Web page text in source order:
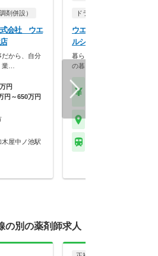
剤併設）
式会社 ウエ
から、自分
業…
円
円～650万円
屋中ノ池駅
ドラッグストア（調剤併設
ウエルシア薬局株式会社
ルシア東海荒尾店
暮らしを支える仕事だから、
の暮らしも大切に。業…
の別の薬剤師求人